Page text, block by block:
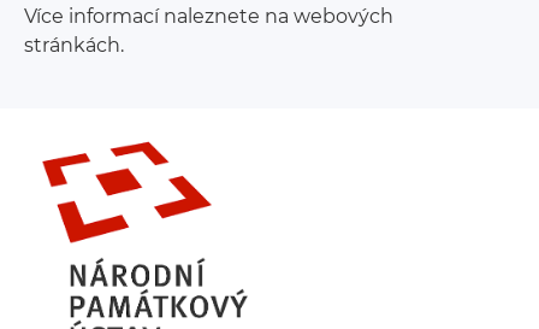
Více informací naleznete na webových
stránkách.